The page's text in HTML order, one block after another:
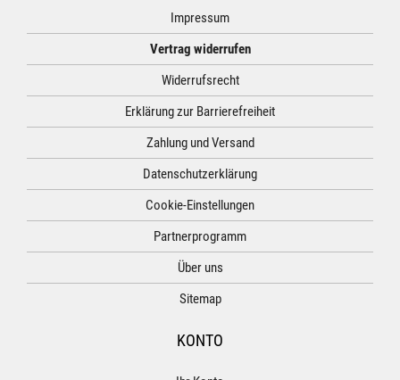
Impressum
Vertrag widerrufen
Widerrufsrecht
Erklärung zur Barrierefreiheit
Zahlung und Versand
Datenschutzerklärung
Cookie-Einstellungen
Partnerprogramm
Über uns
Sitemap
KONTO